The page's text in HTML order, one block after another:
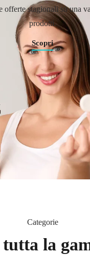
offerte stagionali su una
prodotti.
Scopri
Categorie
la